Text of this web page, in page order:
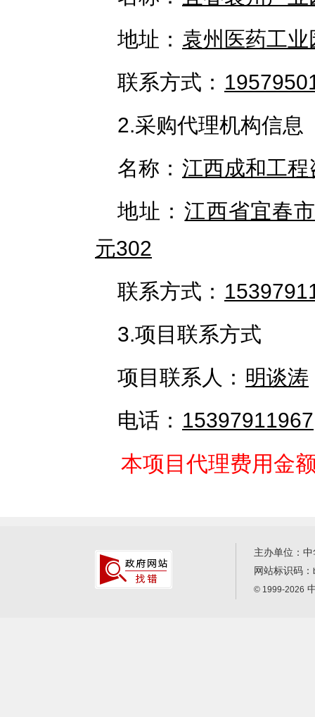
地址： 袁州医药工
联系方式：
2.采购代理机构信息
名称： 江西成和工
地址： 江西省宜春
元302
联系方式：
3.项目联系方式
项目联系人： 明谈涛
电话： 15397911967
本项目代理费用金
主办单位：
网站标识码：
© 1999-2026